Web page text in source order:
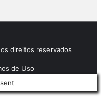
direitos reservados
de Uso